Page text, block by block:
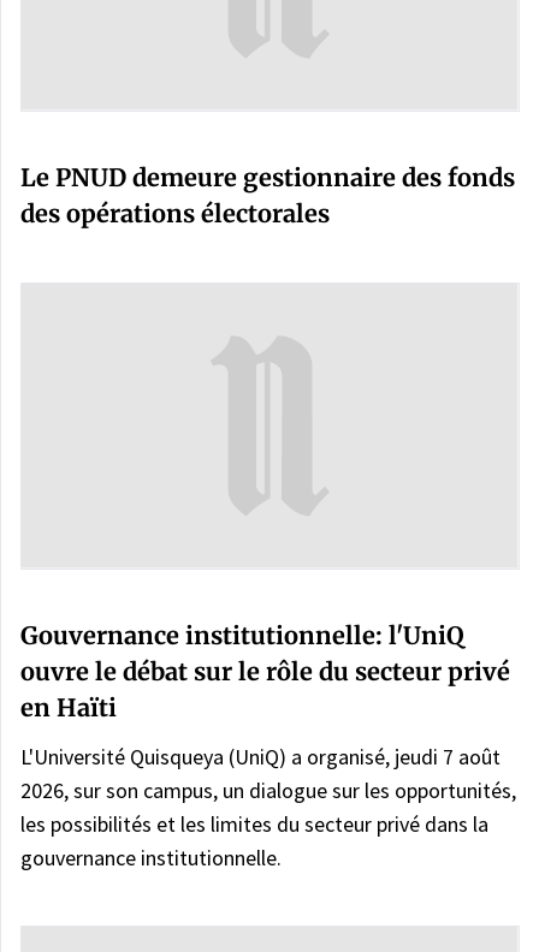
Le PNUD demeure gestionnaire des fonds
des opérations électorales
Gouvernance institutionnelle: l'UniQ
ouvre le débat sur le rôle du secteur privé
en Haïti
L'Université Quisqueya (UniQ) a organisé, jeudi 7 août
2026, sur son campus, un dialogue sur les opportunités,
les possibilités et les limites du secteur privé dans la
gouvernance institutionnelle.